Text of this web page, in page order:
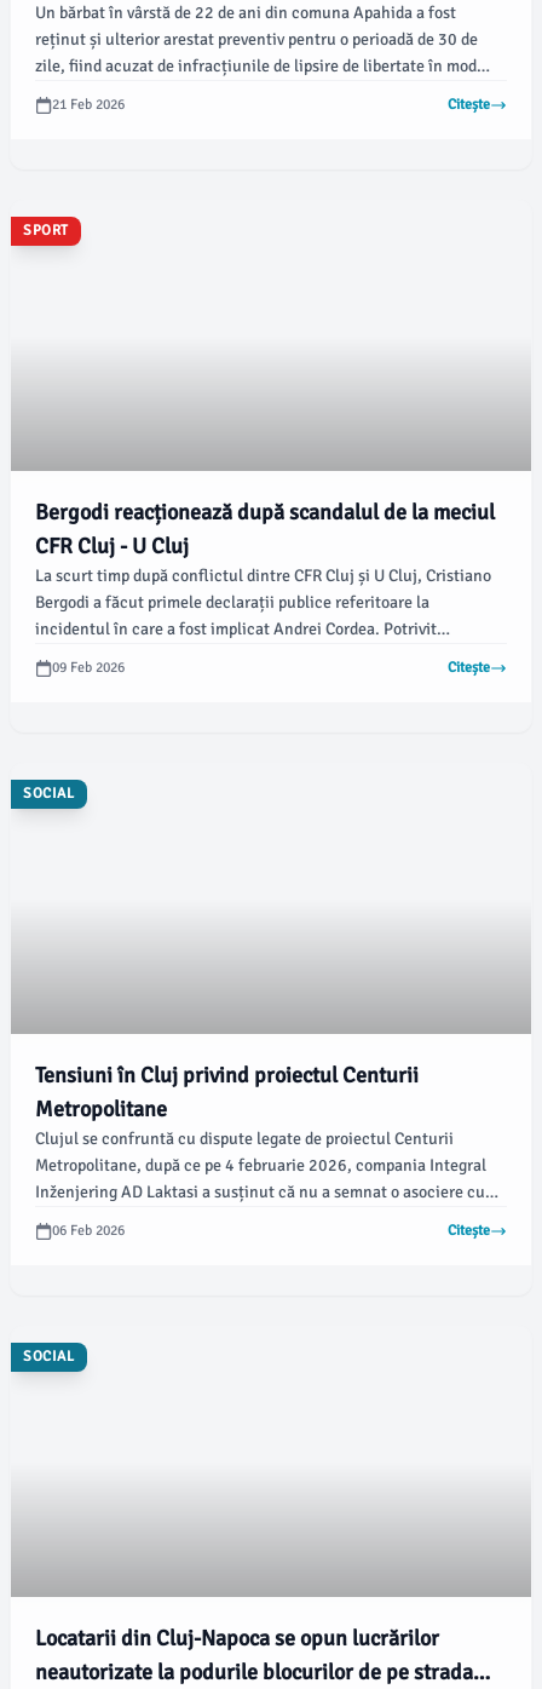
Un bărbat în vârstă de 22 de ani din comuna Apahida a fost
reținut și ulterior arestat preventiv pentru o perioadă de 30 de
zile, fiind acuzat de infracțiunile de lipsire de libertate în mod
ilegal, violență în familie și amenințare. Incidentul a avut loc în
municipiul Cluj-Napoca și a fost raportat autorităților în
21 Feb 2026 Citește
SPORT
Bergodi reacționează după scandalul de la meciul
CFR Cluj - U Cluj
La scurt timp după conflictul dintre CFR Cluj și U Cluj, Cristiano
Bergodi a făcut primele declarații publice referitoare la
incidentul în care a fost implicat Andrei Cordea. Potrivit
informațiilor oferite de stiridecluj.ro, tehnicianul italian a
explicat cum a escaladat situația și ce s-a petrecut pe teren în
09 Feb 2026 Citește
SOCIAL
Tensiuni în Cluj privind proiectul Centurii
Metropolitane
Clujul se confruntă cu dispute legate de proiectul Centurii
Metropolitane, după ce pe 4 februarie 2026, compania Integral
Inženjering AD Laktasi a susținut că nu a semnat o asociere cu
Dimex 2000 Company. Ca răspuns, Primăria Cluj-Napoca a
prezentat o cronologie a evenimentelor pentru a clarifica situația
06 Feb 2026 Citește
SOCIAL
Locatarii din Cluj-Napoca se opun lucrărilor
neautorizate la podurile blocurilor de pe strada